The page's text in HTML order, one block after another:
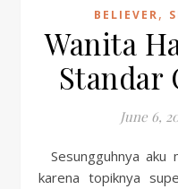
BELIEVER,
Wanita
Standar
June 6,
Sesungguhnya aku menunda membuat konten ini
karena topiknya